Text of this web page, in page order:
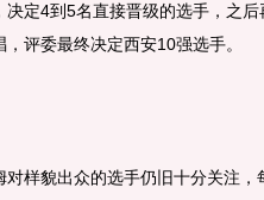
定4到5名直接晋级的选手，之
评委最终决定西安10强选手。
样貌出众的选手仍旧十分关注，